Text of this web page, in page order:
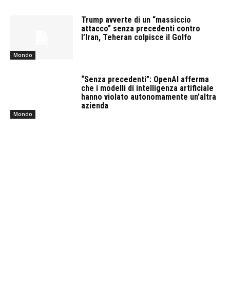
Mondo
Trump avverte di un “massiccio
attacco” senza precedenti contro
l’Iran, Teheran colpisce il Golfo
Mondo
“Senza precedenti”: OpenAI afferma
che i modelli di intelligenza artificiale
hanno violato autonomamente un’altra
azienda